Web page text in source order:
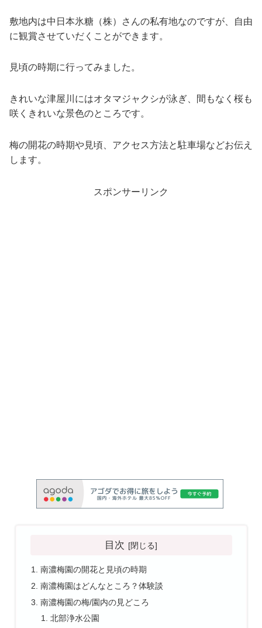
敷地内は中日本氷糖（株）さんの私有地なのですが、自由
に観賞させていだくことができます。
見頃の時期に行ってみました。
きれいな津屋川にはオタマジャクシが泳ぎ、間もなく桜も
咲くきれいな景色のところです。
梅の開花の時期や見頃、アクセス方法と駐車場などお伝え
します。
スポンサーリンク
目次
南濃梅園の開花と見頃の時期
南濃梅園はどんなところ？体験談
南濃梅園の梅/園内の見どころ
北部浄水公園